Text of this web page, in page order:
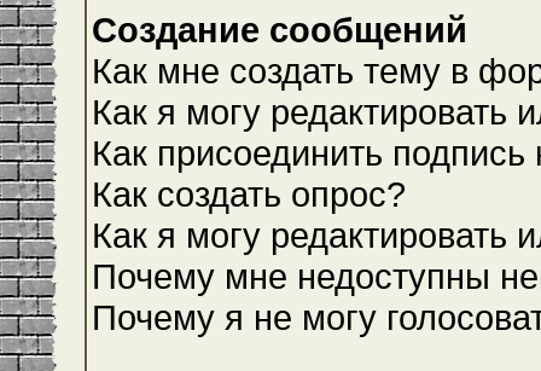
Создание сообщений
Как мне создать тему в
Как я могу редактировать
Как присоединить
Как создать опрос?
Как я могу редактировать
Почему мне недоступны
Почему я не могу